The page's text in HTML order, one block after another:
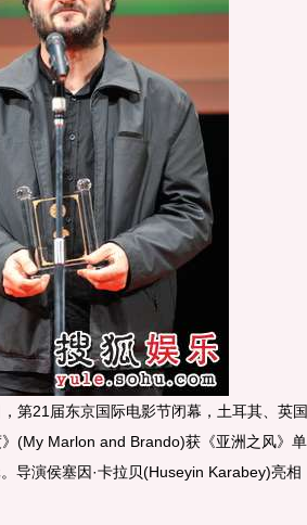
第21届东京国际电影节闭幕，土耳其、英
》(My Marlon and Brando)获《亚洲之风》
导演侯塞因·卡拉贝(Huseyin Karabey)亮相